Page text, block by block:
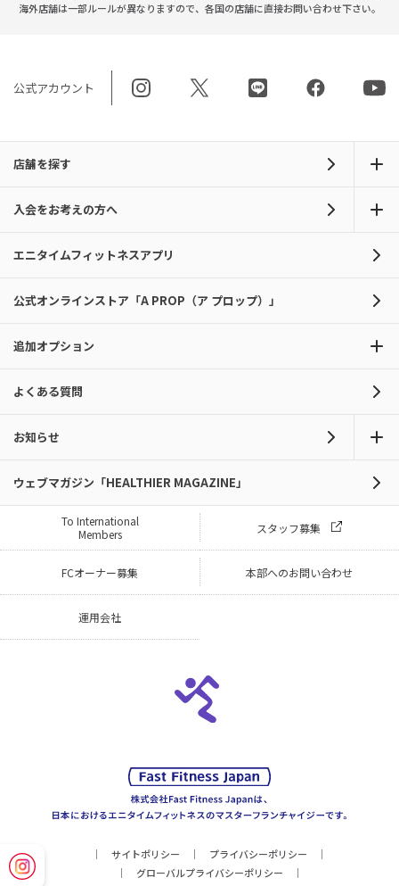
海外店舗は一部ルールが異なりますので、 各国の店舗に直接お問い合わせ下さい。
公式アカウント
店舗を探す
入会をお考えの方へ
エニタイムフィットネスアプリ
公式オンラインストア「A PROP（ア プロップ）」
追加オプション
よくある質問
お知らせ
ウェブマガジン「HEALTHIER MAGAZINE」
To International
Members
スタッフ募集
FCオーナー募集 本部へのお問い合わせ
運用会社
サイトポリシー
プライバシーポリシー
グローバルプライバシーポリシー